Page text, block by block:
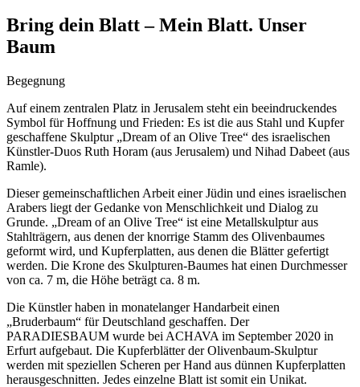
Bring dein Blatt – Mein Blatt. Unser
Baum
Begegnung
Auf einem zentralen Platz in Jerusalem steht ein beeindruckendes
Symbol für Hoffnung und Frieden: Es ist die aus Stahl und Kupfer
geschaffene Skulptur „Dream of an Olive Tree“ des israelischen
Künstler-Duos Ruth Horam (aus Jerusalem) und Nihad Dabeet (aus
Ramle).
Dieser gemeinschaftlichen Arbeit einer Jüdin und eines israelischen
Arabers liegt der Gedanke von Menschlichkeit und Dialog zu
Grunde. „Dream of an Olive Tree“ ist eine Metallskulptur aus
Stahlträgern, aus denen der knorrige Stamm des Olivenbaumes
geformt wird, und Kupferplatten, aus denen die Blätter gefertigt
werden. Die Krone des Skulpturen-Baumes hat einen Durchmesser
von ca. 7 m, die Höhe beträgt ca. 8 m.
Die Künstler haben in monatelanger Handarbeit einen
„Bruderbaum“ für Deutschland geschaffen. Der
PARADIESBAUM wurde bei ACHAVA im September 2020 in
Erfurt aufgebaut. Die Kupferblätter der Olivenbaum-Skulptur
werden mit speziellen Scheren per Hand aus dünnen Kupferplatten
herausgeschnitten. Jedes einzelne Blatt ist somit ein Unikat.